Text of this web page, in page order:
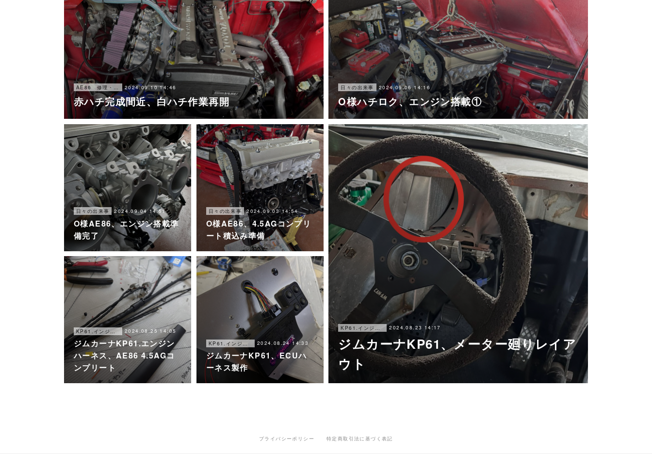
AE86 修理・メンテナンス 2024.09.10 14:46
赤ハチ完成間近、白ハチ作業再開
日々の出来事 2024.09.06 14:16
O様ハチロク、エンジン搭載①
日々の出来事 2024.09.04 14:51
O様AE86、エンジン搭載準
備完了
日々の出来事 2024.09.03 14:54
O様AE86、4.5AGコンプリ
ート積込み準備
2024.08.25 14:05
ジムカーナKP61.エンジン
ハーネス、AE86 4.5AGコ
ンプリート
2024.08.24 14:33
ジムカーナKP61、ECUハ
ーネス製作
2024.08.23 14:17
ジムカーナKP61、メーター廻りレイア
ウト
プライバシーポリシー 特定商取引法に基づく表記